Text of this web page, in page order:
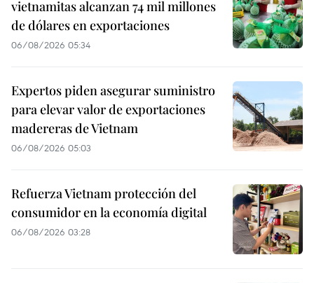
vietnamitas alcanzan 74 mil millones
de dólares en exportaciones
06/08/2026 05:34
Expertos piden asegurar suministro
para elevar valor de exportaciones
madereras de Vietnam
06/08/2026 05:03
Refuerza Vietnam protección del
consumidor en la economía digital
06/08/2026 03:28